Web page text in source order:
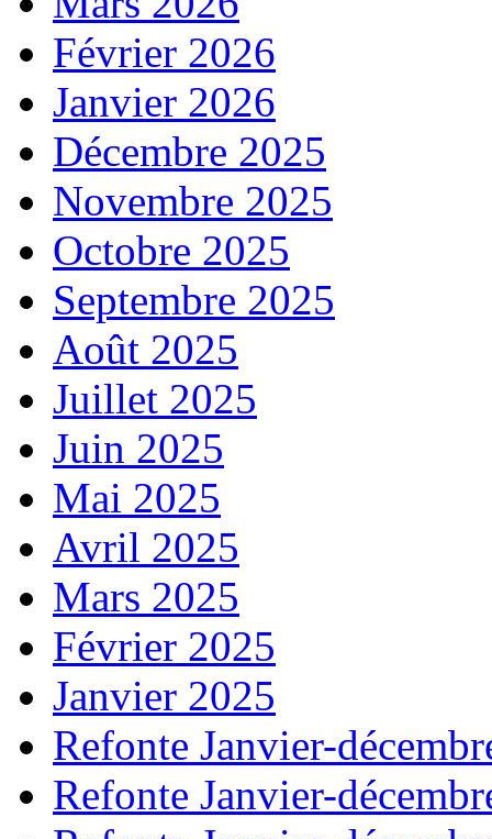
Février 2026
Janvier 2026
Décembre 2025
Novembre 2025
Octobre 2025
Septembre 2025
Août 2025
Juillet 2025
Juin 2025
Mai 2025
Avril 2025
Mars 2025
Février 2025
Janvier 2025
Refonte Janvier-
Refonte Janvier-